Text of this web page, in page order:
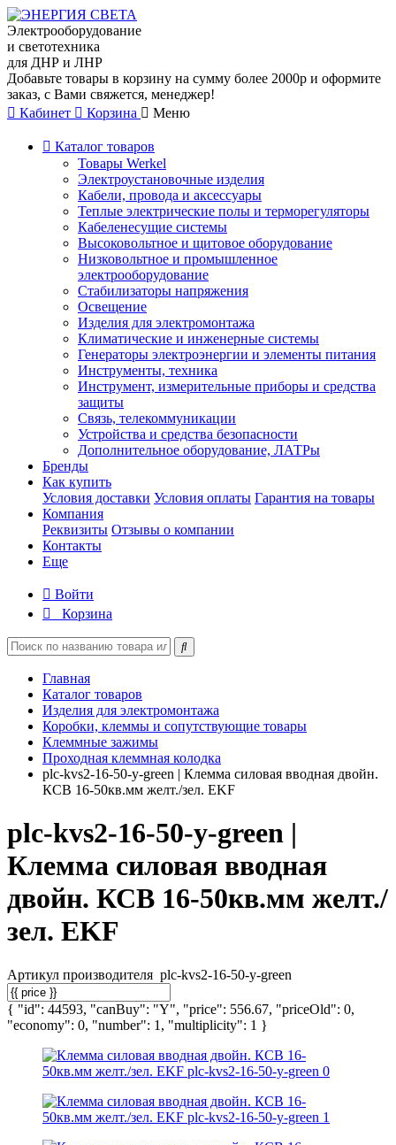
Электрооборудование
и светотехника
для ДНР и ЛНР
Добавьте товары в корзину на сумму более 2000р и оформите
заказ, с Вами свяжется, менеджер!
Кабинет
Корзина Меню
Каталог товаров
Товары Werkel
Электроустановочные изделия
Кабели, провода и аксессуары
Теплые электрические полы и терморегуляторы
Кабеленесущие системы
Высоковольтное и щитовое оборудование
Низковольтное и промышленное
электрооборудование
Стабилизаторы напряжения
Освещение
Изделия для электромонтажа
Климатические и инженерные системы
Генераторы электроэнергии и элементы питания
Инструменты, техника
Инструмент, измерительные приборы и средства
защиты
Связь, телекоммуникации
Устройства и средства безопасности
Дополнительное оборудование, ЛАТРы
Бренды
Как купить
Условия доставки Условия оплаты Гарантия на товары
Компания
Реквизиты Отзывы о компании
Контакты
Еще
Войти
Корзина
Главная
Каталог товаров
Изделия для электромонтажа
Коробки, клеммы и сопутствующие товары
Клеммные зажимы
Проходная клеммная колодка
plc-kvs2-16-50-y-green | Клемма силовая вводная двойн.
КСВ 16-50кв.мм желт./зел. EKF
plc-kvs2-16-50-y-green |
Клемма силовая вводная
двойн. КСВ 16-50кв.мм желт./
зел. EKF
Артикул производителя plc-kvs2-16-50-y-green
{ "id": 44593, "canBuy": "Y", "price": 556.67, "priceOld": 0,
"economy": 0, "number": 1, "multiplicity": 1 }